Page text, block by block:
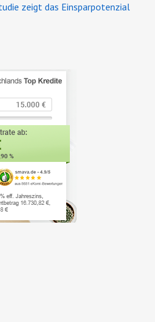
zeigt das Einsparpotenzial